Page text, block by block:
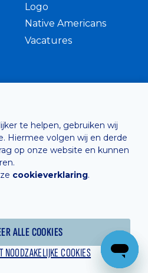
te helpen, gebruiken wij
Hiermee volgen wij en derde
op onze website en kunnen
cookieverklaring.
ALLE COOKIES
NOODZAKELIJKE COOKIES
Logo
Native Americans
Vacatures